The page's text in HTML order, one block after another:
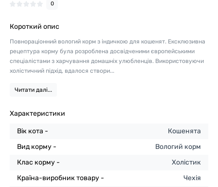
0
Короткий опис
Повнораціонний вологий корм з індичкою для кошенят. Ексклюзивна
рецептура корму була розроблена досвідченими європейськими
спеціалістами з харчування домашніх улюбленців. Використовуючи
холістичний підхід, вдалося створи...
Читати далі...
Характеристики
Вік кота -
Кошенята
Вид корму -
Вологий корм
Клас корму -
Холістик
Країна-виробник товару -
Чехія